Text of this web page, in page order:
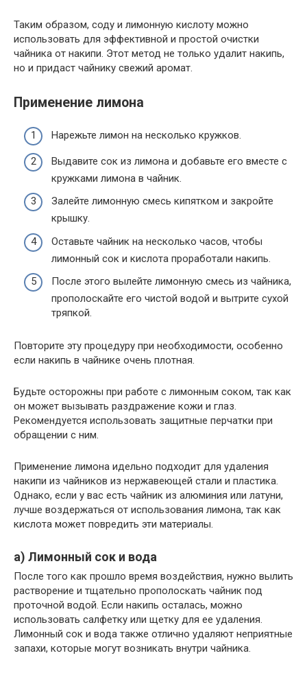
Таким образом, соду и лимонную кислоту можно
использовать для эффективной и простой очистки
чайника от накипи. Этот метод не только удалит накипь,
но и придаст чайнику свежий аромат.
Применение лимона
Нарежьте лимон на несколько кружков.
Выдавите сок из лимона и добавьте его вместе с
кружками лимона в чайник.
Залейте лимонную смесь кипятком и закройте
крышку.
Оставьте чайник на несколько часов, чтобы
лимонный сок и кислота проработали накипь.
После этого вылейте лимонную смесь из чайника,
прополоскайте его чистой водой и вытрите сухой
тряпкой.
Повторите эту процедуру при необходимости, особенно
если накипь в чайнике очень плотная.
Будьте осторожны при работе с лимонным соком, так как
он может вызывать раздражение кожи и глаз.
Рекомендуется использовать защитные перчатки при
обращении с ним.
Применение лимона идельно подходит для удаления
накипи из чайников из нержавеющей стали и пластика.
Однако, если у вас есть чайник из алюминия или латуни,
лучше воздержаться от использования лимона, так как
кислота может повредить эти материалы.
а) Лимонный сок и вода
После того как прошло время воздействия, нужно вылить
растворение и тщательно прополоскать чайник под
проточной водой. Если накипь осталась, можно
использовать салфетку или щетку для ее удаления.
Лимонный сок и вода также отлично удаляют неприятные
запахи, которые могут возникать внутри чайника.